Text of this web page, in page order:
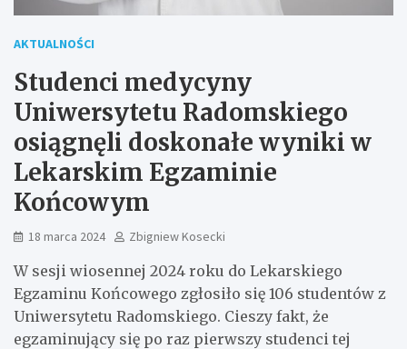
AKTUALNOŚCI
Studenci medycyny
Uniwersytetu Radomskiego
osiągnęli doskonałe wyniki w
Lekarskim Egzaminie
Końcowym
18 marca 2024 Zbigniew Kosecki
W sesji wiosennej 2024 roku do Lekarskiego
Egzaminu Końcowego zgłosiło się 106 studentów z
Uniwersytetu Radomskiego. Cieszy fakt, że
egzaminujący się po raz pierwszy studenci tej